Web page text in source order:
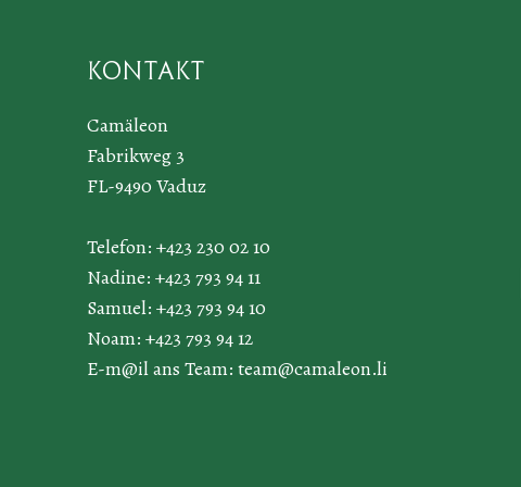
Kontakt
Camäleon
Fabrikweg 3
FL-9490 Vaduz
Telefon: +423 230 02 10
Nadine: +423 793 94 11
Samuel: +423 793 94 10
Noam: +423 793 94 12
E-m@il ans Team: team@camaleon.li